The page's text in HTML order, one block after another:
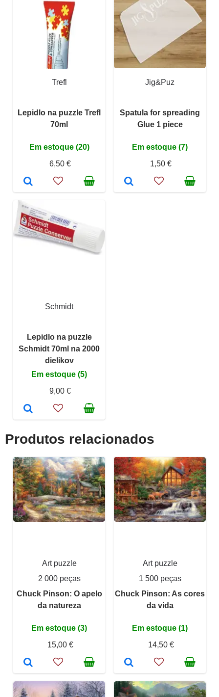
Trefl
Lepidlo na puzzle Trefl
70ml
Em estoque (20)
6,50 €
Jig&Puz
Spatula for spreading
Glue 1 piece
Em estoque (7)
1,50 €
Schmidt
Lepidlo na puzzle
Schmidt 70ml na 2000
dielikov
Em estoque (5)
9,00 €
Produtos relacionados
Art puzzle
2 000 peças
Chuck Pinson: O apelo
da natureza
Em estoque (3)
15,00 €
Art puzzle
1 500 peças
Chuck Pinson: As cores
da vida
Em estoque (1)
14,50 €